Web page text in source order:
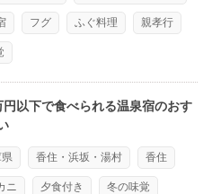
フグ ふぐ料理 親孝行
以下で食べられる温泉宿のおす
香住・浜坂・湯村 香住
ニ 夕食付き 冬の味覚